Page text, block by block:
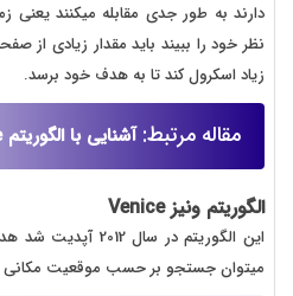
دارند به طور جدی مقابله میکنند یعنی
نظر خود را ببیند باید مقدار زیادی از
زیاد اسکرول کند تا به هدف خود برسد.
مقاله مرتبط:آشنایی با الگوریتم page layoute
الگوریتم ونیزVenice
این الگوریتم در
میتوان جستجو بر حسب موقعیت مکانی